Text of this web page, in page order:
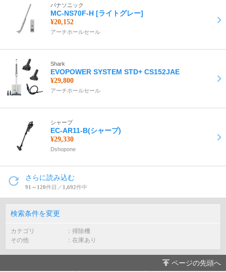
パナソニック
MC-NS70F-H [ライトグレー]
¥20,152
アーチホールセール
Shark
EVOPOWER SYSTEM STD+ CS152JAE
¥29,800
アーチホールセール
シャープ
EC-AR11-B(シャープ)
¥29,330
Dshopone
さらに読み込む
91～120件目／ 1,692件中
検索条件を変更
カテゴリ
掃除機
その他
在庫あり
ページの先頭へ